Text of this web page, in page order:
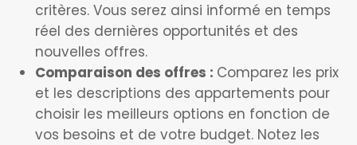
critères. Vous serez ainsi informé en temps
réel des dernières opportunités et des
nouvelles offres.
Comparaison des offres : Comparez les prix
et les descriptions des appartements pour
choisir les meilleurs options en fonction de
vos besoins et de votre budget. Notez les